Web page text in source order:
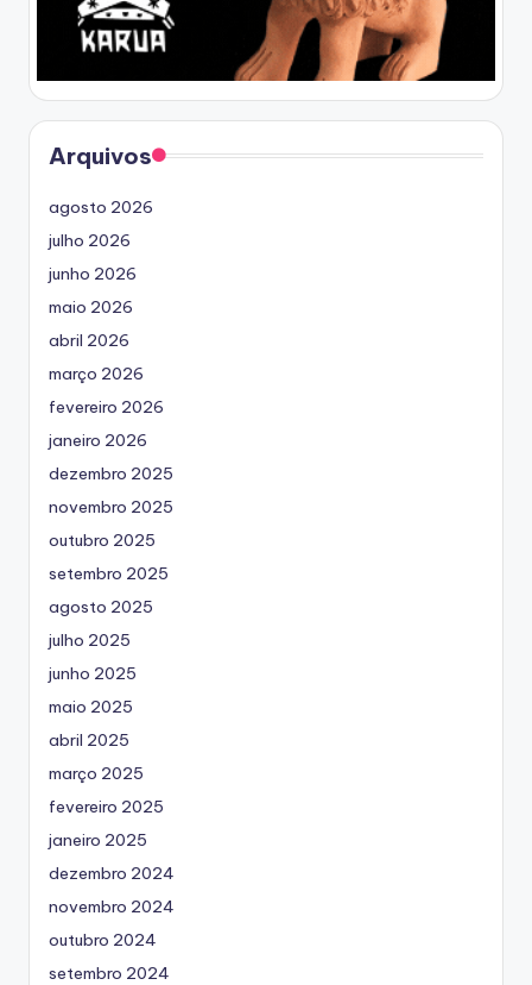
Arquivos
agosto 2026
julho 2026
junho 2026
maio 2026
abril 2026
março 2026
fevereiro 2026
janeiro 2026
dezembro 2025
novembro 2025
outubro 2025
setembro 2025
agosto 2025
julho 2025
junho 2025
maio 2025
abril 2025
março 2025
fevereiro 2025
janeiro 2025
dezembro 2024
novembro 2024
outubro 2024
setembro 2024